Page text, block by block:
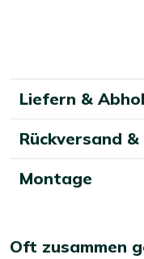
Liefern &
Rückversand
Montage
Oft zusammen